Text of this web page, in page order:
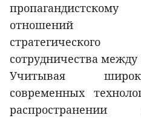
отношений
сотрудничества
Учитывая
современных